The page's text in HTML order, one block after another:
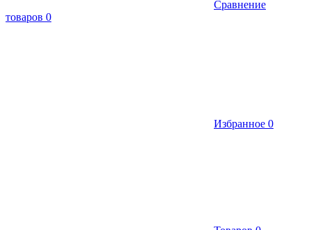
Сравнение
товаров 0
Избранное 0